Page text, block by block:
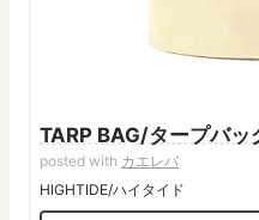
TARP BAG/タープバ
posted with カエレバ
HIGHTIDE/ハイタイド